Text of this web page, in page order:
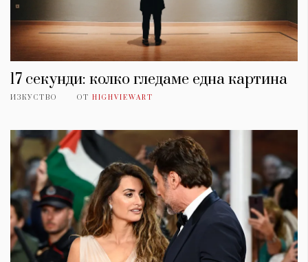
17 секунди: колко гледаме една картина
ИЗКУСТВО ОТ HIGHVIEWART